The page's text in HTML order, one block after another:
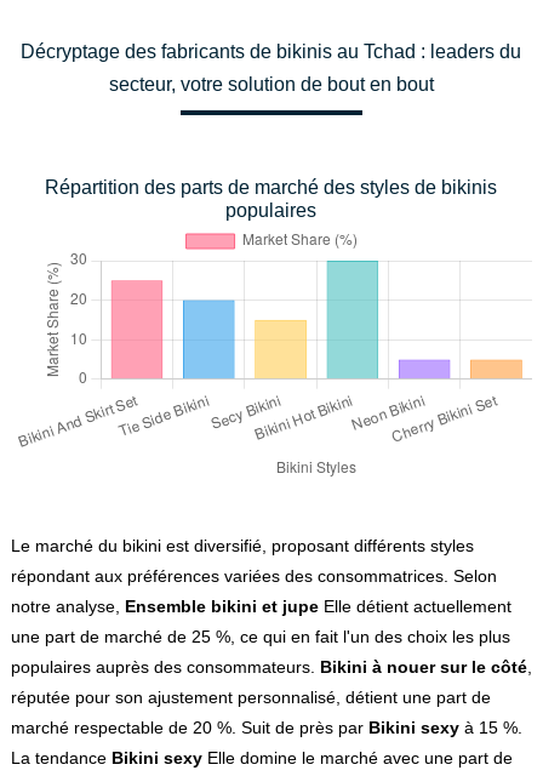
Décryptage des fabricants de bikinis au Tchad : leaders du
secteur, votre solution de bout en bout
Répartition des parts de marché des styles de bikinis
populaires
Le marché du bikini est diversifié, proposant différents styles
répondant aux préférences variées des consommatrices. Selon
notre analyse, Ensemble bikini et jupeElle détient actuellement
une part de marché de 25 %, ce qui en fait l'un des choix les plus
populaires auprès des consommateurs. Bikini à nouer sur le côté,
réputée pour son ajustement personnalisé, détient une part de
marché respectable de 20 %. Suit de près par Bikini sexyà 15 %.
La tendance Bikini sexyElle domine le marché avec une part de